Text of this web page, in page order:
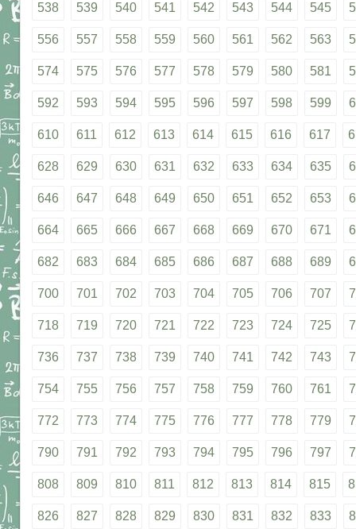
538 539 540 541 542 543 544 545
556 557 558 559 560 561 562 563
574 575 576 577 578 579 580 581
592 593 594 595 596 597 598 599
610 611 612 613 614 615 616 617
628 629 630 631 632 633 634 635
646 647 648 649 650 651 652 653
664 665 666 667 668 669 670 671
682 683 684 685 686 687 688 689
700 701 702 703 704 705 706 707
718 719 720 721 722 723 724 725
736 737 738 739 740 741 742 743
754 755 756 757 758 759 760 761
772 773 774 775 776 777 778 779
790 791 792 793 794 795 796 797
808 809 810 811 812 813 814 815
826 827 828 829 830 831 832 833